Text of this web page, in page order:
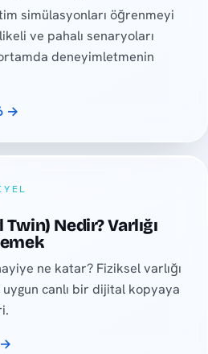
simülasyonları öğrenmeyi
ve pahalı senaryoları
deneyimletmenin
→
Nedir? Varlığı
ne katar? Fiziksel varlığı
canlı bir dijital kopyaya
→